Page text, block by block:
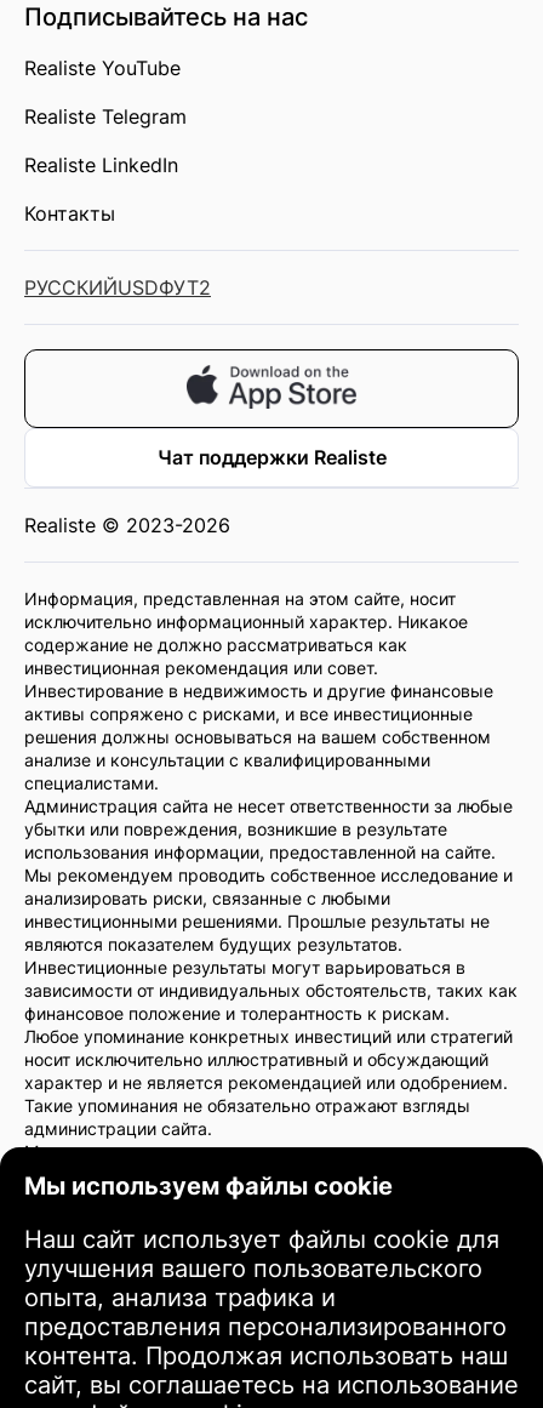
Мы используем файлы cookie
Наш сайт использует файлы cookie для
улучшения вашего пользовательского
опыта, анализа трафика и
предоставления персонализированного
контента. Продолжая использовать наш
сайт, вы соглашаетесь на использование
Подписывайтесь на нас
Realiste YouTube
Realiste Telegram
Realiste LinkedIn
Контакты
РУССКИЙUSDФУТ2
Чат поддержки Realiste
Realiste © 2023-2026
Информация, представленная на этом сайте, носит
исключительно информационный характер. Никакое
содержание не должно рассматриваться как
инвестиционная рекомендация или совет.
Инвестирование в недвижимость и другие финансовые
активы сопряжено с рисками, и все инвестиционные
решения должны основываться на вашем собственном
анализе и консультации с квалифицированными
специалистами.
Администрация сайта не несет ответственности за любые
убытки или повреждения, возникшие в результате
использования информации, предоставленной на сайте.
Мы рекомендуем проводить собственное исследование и
анализировать риски, связанные с любыми
инвестиционными решениями. Прошлые результаты не
являются показателем будущих результатов.
Инвестиционные результаты могут варьироваться в
зависимости от индивидуальных обстоятельств, таких как
финансовое положение и толерантность к рискам.
Любое упоминание конкретных инвестиций или стратегий
носит исключительно иллюстративный и обсуждающий
характер и не является рекомендацией или одобрением.
Такие упоминания не обязательно отражают взгляды
администрации сайта.
Мы настоятельно рекомендуем проконсультироваться с
финансовым консультантом или юристом перед
принятием инвестиционных решений. Вы несете полную
связанные с ними риски.
Используя этот сайт, вы соглашаетесь с тем, что
администрация сайта не несет ответственности за любые
прямые или косвенные убытки или повреждения,
возникающие в результате использования информации,
предоставленной на сайте.
Пожалуйста, проявляйте осторожность и внимательность